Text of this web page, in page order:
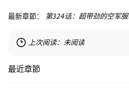
最新章節： 第324话：超带劲的空军
上次阅读： 未阅读
最近章節